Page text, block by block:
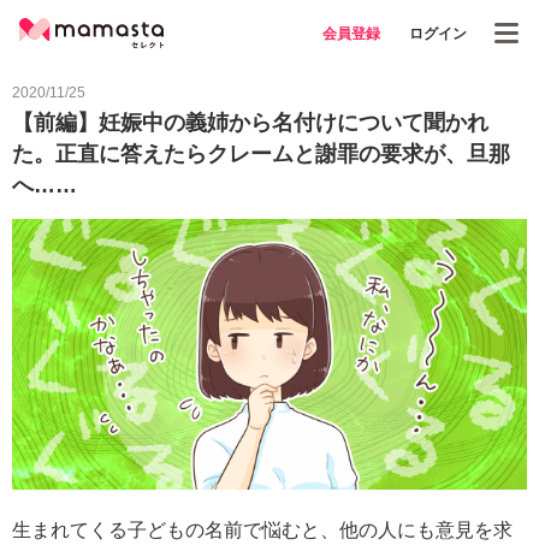
会員登録 ログイン
2020/11/25
【前編】妊娠中の義姉から名付けについて聞かれ
た。正直に答えたらクレームと謝罪の要求が、旦那
へ……
生まれてくる子どもの名前で悩むと、他の人にも意見を求